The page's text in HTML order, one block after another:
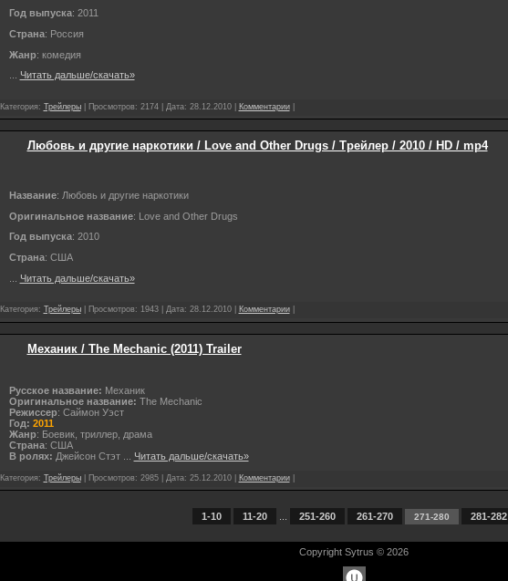
Год выпуска: 2011
Страна: Россия
Жанр: комедия
Читать дальше/скачать»
Категория: Трейлеры| Просмотров: 2174 | Дата: 28.12.2010| Комментарии|
Любовь и другие наркотики / Love and Other Drugs / Трейлер / 2010 / HD / mp4
Название: Любовь и другие наркотики
Оригинальное название: Love and Other Drugs
Год выпуска: 2010
Страна: США
Читать дальше/скачать»
Категория: Трейлеры| Просмотров: 1943 | Дата: 28.12.2010| Комментарии|
Механик / The Mechanic (2011) Trailer
Русское название: Механик
Оригинальное название: The Mechanic
Режиссер: Саймон Уэст
Год: 2011
Жанр: Боевик, триллер, драма
Страна: США
В ролях: Джейсон Стэт Читать дальше/скачать»
Категория: Трейлеры| Просмотров: 2985 | Дата: 25.12.2010| Комментарии|
1-10 11-20 251-260 261-270 271-280 281-282
Copyright Sytrus © 2026